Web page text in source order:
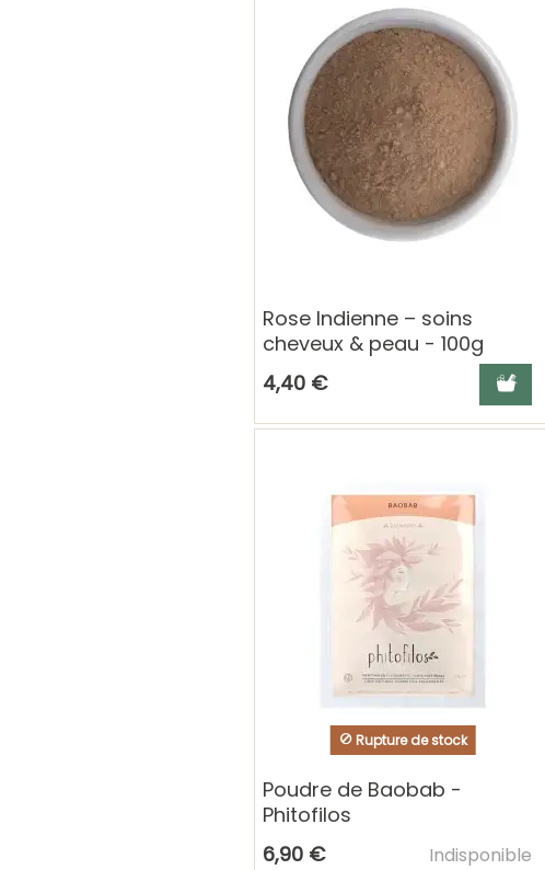
Rose Indienne – soins
cheveux & peau - 100g
4,40 €
Rupture de stock
Poudre de Baobab -
Phitofilos
6,90 €
Indisponible
Ajouter au